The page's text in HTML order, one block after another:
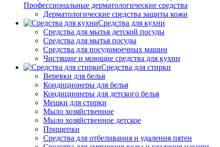
Профессиональные дерматологические средства
Дерматологические средства защиты кожи
Средства для кухни
Средства для мытья детской посуды
Средства для мытья посуды
Средства для посудомоечных машин
Чистящие и моющие средства для кухни
Средства для стирки
Веревки для белья
Кондиционеры для белья
Кондиционеры для детского белья
Мешки для стирки
Мыло хозяйственное
Мыло хозяйственное детское
Прищепки
Средства для отбеливания и удаления пятен